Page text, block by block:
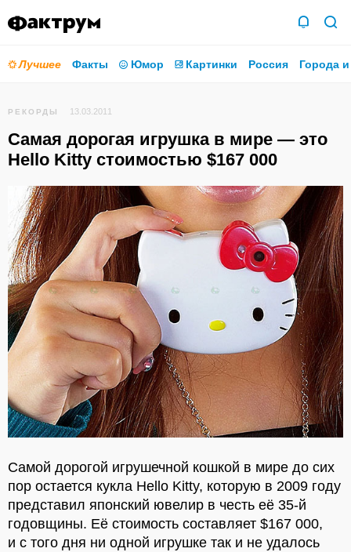
Лучшее Факты Юмор Картинки Россия Города
РЕКОРДЫ 13.03.2011
Самая дорогая игрушка в мире — это
Hello Kitty стоимостью $167 000
Самой дорогой игрушечной кошкой в мире до сих
пор остается кукла Hello Kitty, которую в 2009 году
представил японский ювелир в честь её 35-й
годовщины. Её стоимость составляет $167 000,
и с того дня ни одной игрушке так и не удалось